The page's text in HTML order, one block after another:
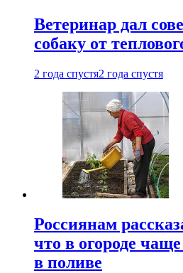
Ветеринар дал
собаку от
2 года спустя2 года спустя
Россиянам
что в огороде
в поливе